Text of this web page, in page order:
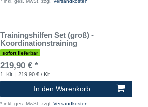
* inkl. ges. MwSt. zzgl. Versandkosten
Trainingshilfen Set (groß) -
Koordinationstraining
sofort lieferbar
219,90 € *
1 Kit | 219,90 € / Kit
In den Warenkorb
* inkl. ges. MwSt. zzgl. Versandkosten